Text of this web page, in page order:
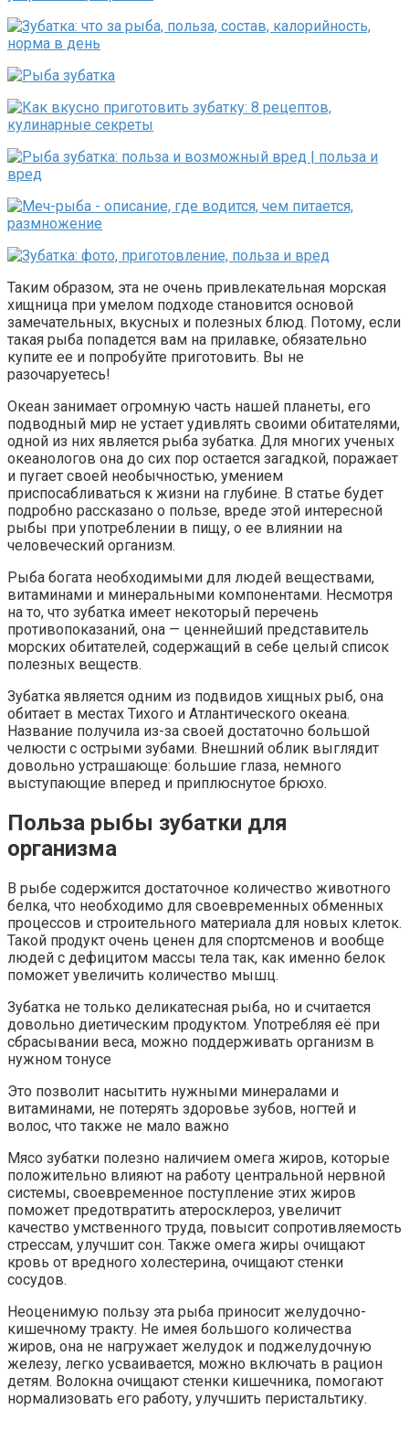
Таким образом, эта не очень привлекательная морская
хищница при умелом подходе становится основой
замечательных, вкусных и полезных блюд. Потому, если
такая рыба попадется вам на прилавке, обязательно
купите ее и попробуйте приготовить. Вы не
разочаруетесь!
Океан занимает огромную часть нашей планеты, его
подводный мир не устает удивлять своими обитателями,
одной из них является рыба зубатка. Для многих ученых
океанологов она до сих пор остается загадкой, поражает
и пугает своей необычностью, умением
приспосабливаться к жизни на глубине. В статье будет
подробно рассказано о пользе, вреде этой интересной
рыбы при употреблении в пищу, о ее влиянии на
человеческий организм.
Рыба богата необходимыми для людей веществами,
витаминами и минеральными компонентами. Несмотря
на то, что зубатка имеет некоторый перечень
противопоказаний, она — ценнейший представитель
морских обитателей, содержащий в себе целый список
полезных веществ.
Зубатка является одним из подвидов хищных рыб, она
обитает в местах Тихого и Атлантического океана.
Название получила из-за своей достаточно большой
челюсти с острыми зубами. Внешний облик выглядит
довольно устрашающе: большие глаза, немного
выступающие вперед и приплюснутое брюхо.
Польза рыбы зубатки для
организма
В рыбе содержится достаточное количество животного
белка, что необходимо для своевременных обменных
процессов и строительного материала для новых клеток.
Такой продукт очень ценен для спортсменов и вообще
людей с дефицитом массы тела так, как именно белок
поможет увеличить количество мышц.
Зубатка не только деликатесная рыба, но и считается
довольно диетическим продуктом. Употребляя её при
сбрасывании веса, можно поддерживать организм в
нужном тонусе
Это позволит насытить нужными минералами и
витаминами, не потерять здоровье зубов, ногтей и
волос, что также не мало важно
Мясо зубатки полезно наличием омега жиров, которые
положительно влияют на работу центральной нервной
системы, своевременное поступление этих жиров
поможет предотвратить атеросклероз, увеличит
качество умственного труда, повысит сопротивляемость
стрессам, улучшит сон. Также омега жиры очищают
кровь от вредного холестерина, очищают стенки
сосудов.
Неоценимую пользу эта рыба приносит желудочно-
кишечному тракту. Не имея большого количества
жиров, она не нагружает желудок и поджелудочную
железу, легко усваивается, можно включать в рацион
детям. Волокна очищают стенки кишечника, помогают
нормализовать его работу, улучшить перистальтику.